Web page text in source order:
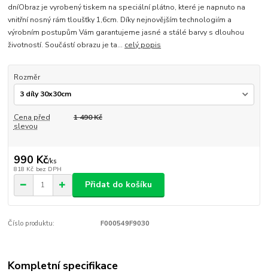
dníObraz je vyrobený tiskem na speciální plátno, které je napnuto na
vnitřní nosný rám tloušťky 1,6cm. Díky nejnovějším technologiím a
výrobním postupům Vám garantujeme jasné a stálé barvy s dlouhou
životností. Součástí obrazu je ta... celý popis
Rozměr
Cena před
slevou
1 490 Kč
990 Kč/ks
818 Kč bez DPH
Přidat do košíku
Číslo produktu: F000549F9030
Kompletní specifikace